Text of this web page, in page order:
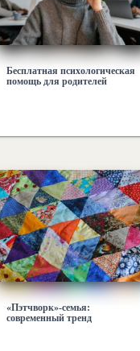
Бесплатная психологическая
помощь для родителей
«Пэтчворк»-семья:
современный тренд